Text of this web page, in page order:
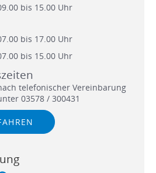
bis 15.00 Uhr
bis 17.00 Uhr
bis 15.00 Uhr
telefonischer Vereinbarung
03578 / 300431